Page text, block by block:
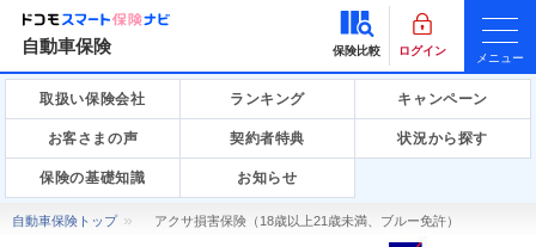
自動車保険 保険比較 ログイン
メニュー
取扱い保険会社 ランキング キャンペーン
お客さまの声 契約者特典 状況から探す
保険の基礎知識 お知らせ
自動車保険トップ アクサ損害保険（18歳以上21歳未満、ブルー免許）